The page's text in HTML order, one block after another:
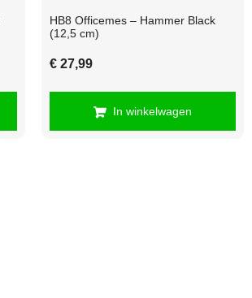
HB8 Officemes – Hammer Black
(12,5 cm)
€ 27,99
In winkelwagen